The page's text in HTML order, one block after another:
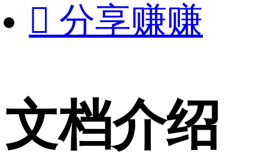
 分享赚赚
文档介绍